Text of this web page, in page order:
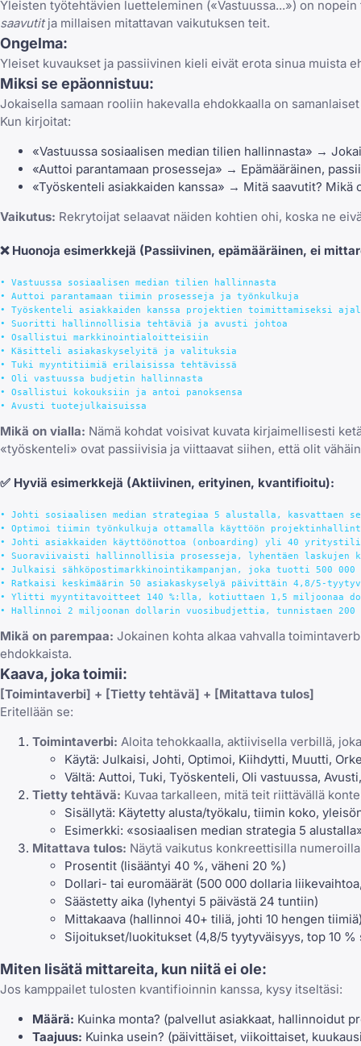
Yleisten työtehtävien luetteleminen («Vastuussa...») on
saavutitja millaisen mitattavan vaikutuksen teit.
Ongelma:
Yleiset kuvaukset ja passiivinen kieli eivät erota sinua muista
Miksi se epäonnistuu:
Jokaisella samaan rooliin hakevalla ehdokkaalla on
Kun kirjoitat:
«Vastuussa sosiaalisen median tilien hallinnasta» →
«Auttoi parantamaan prosesseja» → Epämääräinen,
«Työskenteli asiakkaiden kanssa» → Mitä saavutit? Mikä
Vaikutus: Rekrytoijat selaavat näiden kohtien ohi, koska ne
❌ Huonoja esimerkkejä (Passiivinen, epämääräinen, ei
• Vastuussa sosiaalisen median tilien hallinnasta
• Auttoi parantamaan tiimin prosesseja ja työnkulkuja
• Työskenteli asiakkaiden kanssa projektien toimittamiseksi
• Suoritti hallinnollisia tehtäviä ja avusti johtoa
• Osallistui markkinointialoitteisiin
• Käsitteli asiakaskyselyitä ja valituksia
• Tuki myyntitiimiä erilaisissa tehtävissä
• Oli vastuussa budjetin hallinnasta
• Osallistui kokouksiin ja antoi panoksensa
Mikä on vialla: Nämä kohdat voisivat kuvata kirjaimellisesti
«työskenteli» ovat passiivisia ja viittaavat siihen, että olit
✅ Hyviä esimerkkejä (Aktiivinen, erityinen, kvantifioitu):
• Johti sosiaalisen median strategiaa 5 alustalla, kasvattaen
• Optimoi tiimin työnkulkuja ottamalla käyttöön
• Johti asiakkaiden käyttöönottoa (onboarding) yli 40
• Suoraviivaisti hallinnollisia prosesseja, lyhentäen laskujen
• Julkaisi sähköpostimarkkinointikampanjan, joka tuotti 500
• Ratkaisi keskimäärin 50 asiakaskyselyä päivittäin 4,8/5-
• Ylitti myyntitavoitteet 140 %:lla, kotiuttaen 1,5 miljoonaa
Mikä on parempaa: Jokainen kohta alkaa vahvalla
ehdokkaista.
Kaava, joka toimii:
[Toimintaverbi] + [Tietty tehtävä] + [Mitattava tulos]
Eritellään se:
Toimintaverbi: Aloita tehokkaalla, aktiivisella verbillä,
Käytä: Julkaisi, Johti, Optimoi, Kiihdytti, Muutti,
Vältä: Auttoi, Tuki, Työskenteli, Oli vastuussa,
Tietty tehtävä: Kuvaa tarkalleen, mitä teit riittävällä
Sisällytä: Käytetty alusta/työkalu, tiimin koko,
Esimerkki: «sosiaalisen median strategia 5
Mitattava tulos: Näytä vaikutus konkreettisilla numeroilla
Prosentit (lisääntyi 40 %, väheni 20 %)
Dollari- tai euromäärät (500 000 dollaria
Säästetty aika (lyhentyi 5 päivästä 24 tuntiin)
Mittakaava (hallinnoi 40+ tiliä, johti 10 hengen
Sijoitukset/luokitukset (4,8/5 tyytyväisyys, top 10 %
Miten lisätä mittareita, kun niitä ei ole:
Jos kamppailet tulosten kvantifioinnin kanssa, kysy itseltäsi:
Määrä: Kuinka monta? (palvellut asiakkaat, hallinnoidut
Taajuus: Kuinka usein? (päivittäiset, viikoittaiset,